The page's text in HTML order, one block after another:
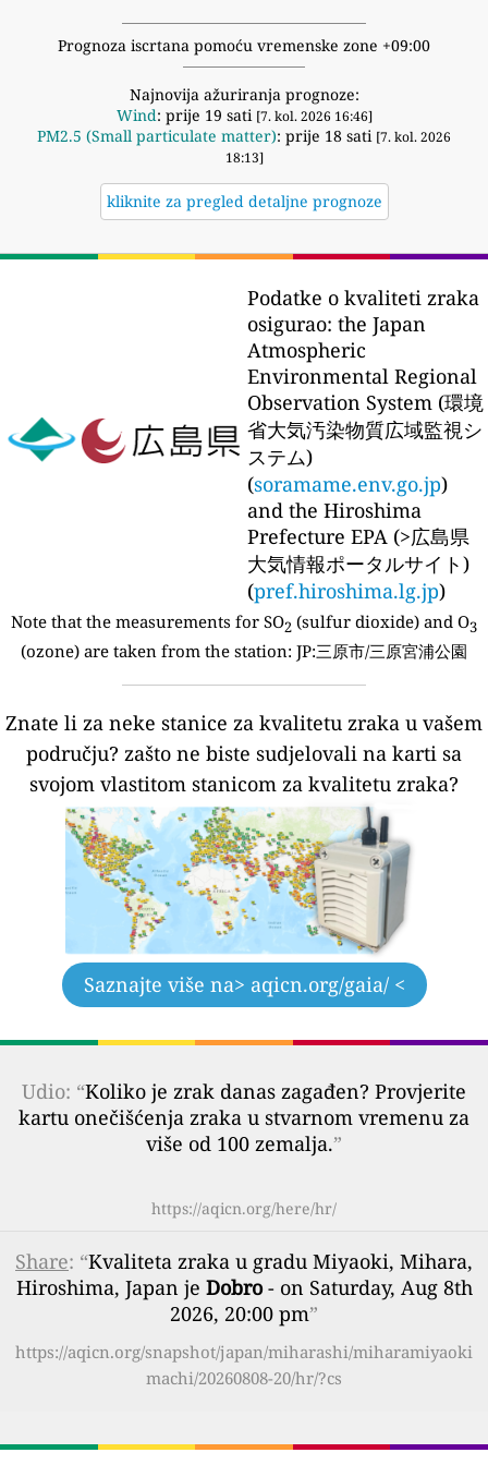
Prognoza iscrtana pomoću vremenske zone +09:00
Najnovija ažuriranja prognoze:
Wind: prije 19 sati [7. kol. 2026 16:46]
PM2.5 (Small particulate matter): prije 18 sati [7. kol. 2026
18:13]
kliknite za pregled detaljne prognoze
Podatke o kvaliteti zraka
osigurao: the Japan
Atmospheric
Environmental Regional
Observation System (環境
省大気汚染物質広域監視シ
ステム)
(soramame.env.go.jp)
and the Hiroshima
Prefecture EPA (>広島県
大気情報ポータルサイト)
(pref.hiroshima.lg.jp)
Note that the measurements for SO2 (sulfur dioxide) and O3
(ozone) are taken from the station: JP:三原市/三原宮浦公園
Znate li za neke stanice za kvalitetu zraka u vašem
području? zašto ne biste sudjelovali na karti sa
svojom vlastitom stanicom za kvalitetu zraka?
Saznajte više na> aqicn.org/gaia/ <
Udio: “Koliko je zrak danas zagađen? Provjerite
kartu onečišćenja zraka u stvarnom vremenu za
više od 100 zemalja.”
https://aqicn.org/here/hr/
Share: “Kvaliteta zraka u gradu Miyaoki, Mihara,
Hiroshima, Japan je Dobro- on Saturday, Aug 8th
2026, 20:00 pm”
https://aqicn.org/snapshot/japan/miharashi/miharamiyaoki
machi/20260808-20/hr/?cs